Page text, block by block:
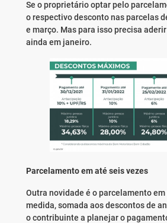
Se o proprietário optar pelo
o respectivo desconto nas parcelas
e março. Mas para isso precisa
ainda em janeiro.
Parcelamento em até seis vezes
Outra novidade é o parcelamento
medida, somada aos descontos de
o contribuinte a planejar o